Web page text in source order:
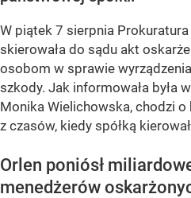
W piątek 7 sierpnia
skierowała do sądu akt
osobom w sprawie
szkody. Jak informowała była
Monika Wielichowska, chodzi o
z czasów, kiedy spółką
Orlen poniósł
menedżerów